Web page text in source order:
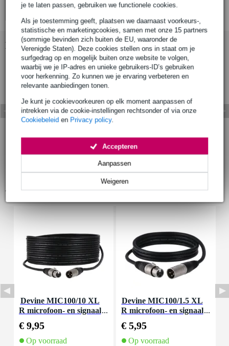
je te laten passen, gebruiken we functionele cookies.
Als je toestemming geeft, plaatsen we daarnaast voorkeurs-,
statistische en marketingcookies, samen met onze 15 partners
(sommige bevinden zich buiten de EU, waaronder de
Verenigde Staten). Deze cookies stellen ons in staat om je
surfgedrag op en mogelijk buiten onze website te volgen,
waarbij we je IP-adres en unieke gebruikers-ID’s gebruiken
voor herkenning. Zo kunnen we je ervaring verbeteren en
relevante aanbiedingen tonen.
Je kunt je cookievoorkeuren op elk moment aanpassen of
intrekken via de cookie-instellingen rechtsonder of via onze
Cookiebeleid en Privacy policy.
Weigeren
Aanpassen
Accepteren
Bekijk ook eens (2)
Accessoires (11)
Devine MIC100/10 XL
R microfoon- en signaal
€ 9,95
Op voorraad
Devine MIC100/1.5 XL
R microfoon- en signaal
€ 5,95
Op voorraad